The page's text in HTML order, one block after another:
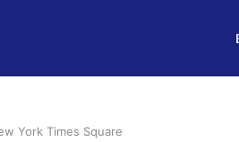
York Times Square